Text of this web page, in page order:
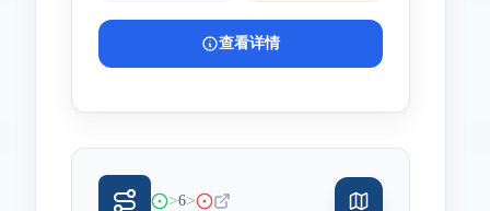
查看详情
>6>